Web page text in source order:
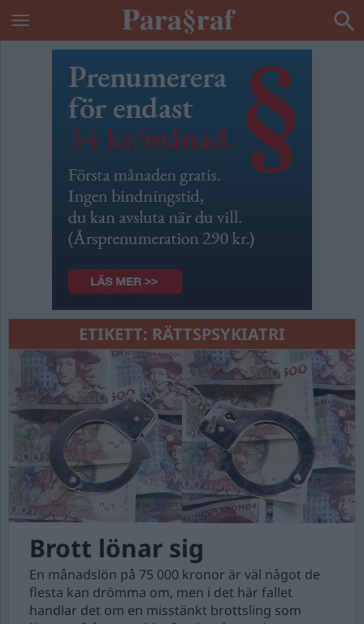
ETIKETT: RÄTTSPSYKIATRI
Brott lönar sig
En månadslön på 75 000 kronor är väl något de
flesta kan drömma om, men i det här fallet
handlar det om en misstänkt brottsling som